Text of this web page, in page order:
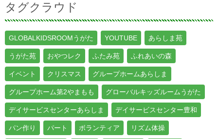
タグクラウド
GLOBALKIDSROOMうがた YOUTUBE あらしま苑
うがた苑 おやつレク ふたみ苑 ふれあいの森
イベント クリスマス グループホームあらしま
グループホーム第2やまもも グローバルキッズルームうがた
デイサービスセンターあらしま デイサービスセンター豊和
パン作り パート ボランティア リズム体操